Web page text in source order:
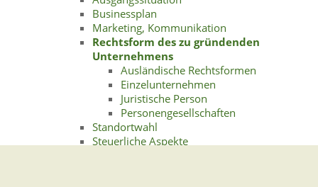
Businessplan
Marketing, Kommunikation
Rechtsform des zu gründenden
Unternehmens
Ausländische Rechtsformen
Einzelunternehmen
Juristische Person
Personengesellschaften
Standortwahl
Steuerliche Aspekte